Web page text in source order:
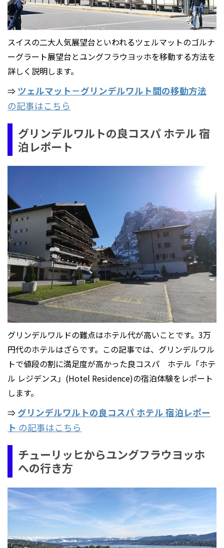
スイスの二大人気展望台といわれるツェルマットのゴルナ
ーグラート展望台とユングフラウヨッホを移動する方法を
詳しく説明します。
⇒ ツェルマット－グリンデルワルト間の移動方法
の記事はこちら
グリンデルワルトの良コスパ ホテル 宿
泊レポート
グリンデルワルドの難点はホテル代が高いことです。3万
円代のホテルはざらです。この記事では、グリンデルワル
トで値段の割に満足度が高かった良コスパ ホテル「ホテ
ル レジデンス」(Hotel Residence)の宿泊体験をレポート
します。
⇒ グリンデルワルトの良コスパ ホテル 宿泊レポー
ト の記事はこちら
チューリッヒからユングフラウヨッホ
への行き方